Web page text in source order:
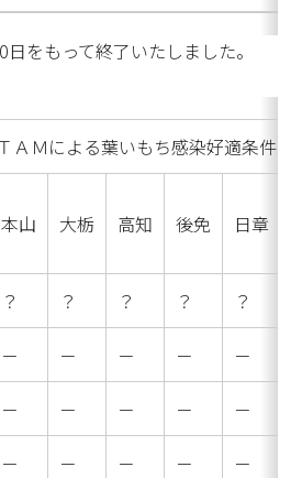
をもって終了いたしました。
ＡＭによる葉いもち感染好適条件
本山 大栃 高知 後免 日章
？ ？ ？ ？ ？
－ － － － －
－ － － － －
－ － － － －